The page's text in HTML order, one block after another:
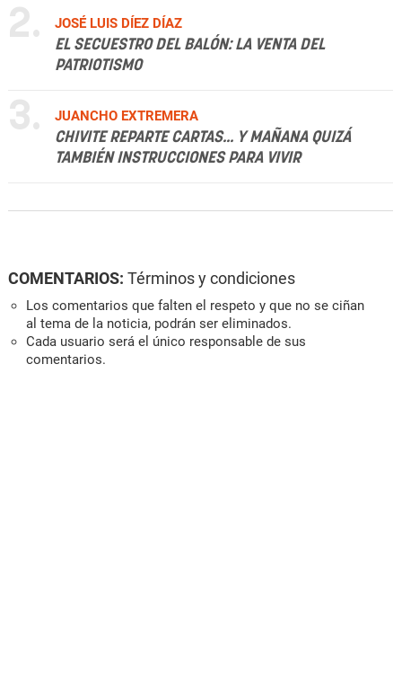
2.
JOSÉ LUIS DÍEZ DÍAZ
EL SECUESTRO DEL BALÓN: LA VENTA DEL
PATRIOTISMO
3.
JUANCHO EXTREMERA
CHIVITE REPARTE CARTAS... Y MAÑANA QUIZÁ
TAMBIÉN INSTRUCCIONES PARA VIVIR
COMENTARIOS: Términos y condiciones
Los comentarios que falten el respeto y que no se ciñan
al tema de la noticia, podrán ser eliminados.
Cada usuario será el único responsable de sus
comentarios.